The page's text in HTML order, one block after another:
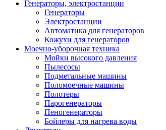
Генераторы, электростанции
Генераторы
Электростанции
Автоматика для генераторов
Кожухи для генераторов
Моечно-уборочная техника
Мойки высокого давления
Пылесосы
Подметальные машины
Поломоечные машины
Полотеры
Парогенераторы
Пеногенераторы
Бойлеры для нагрева воды